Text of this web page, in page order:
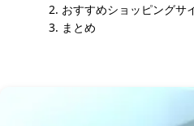
おすすめショッピングサ
まとめ